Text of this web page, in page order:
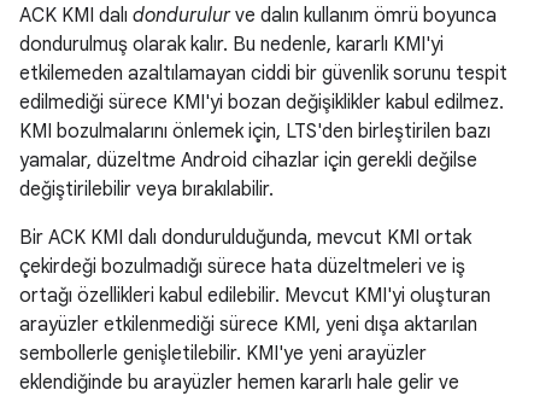
ACK KMI dalı dondurulurve dalın kullanım ömrü boyunca
dondurulmuş olarak kalır. Bu nedenle, kararlı KMI'yi
etkilemeden azaltılamayan ciddi bir güvenlik sorunu tespit
edilmediği sürece KMI'yi bozan değişiklikler kabul edilmez.
KMI bozulmalarını önlemek için, LTS'den birleştirilen bazı
yamalar, düzeltme Android cihazlar için gerekli değilse
değiştirilebilir veya bırakılabilir.
Bir ACK KMI dalı dondurulduğunda, mevcut KMI ortak
çekirdeği bozulmadığı sürece hata düzeltmeleri ve iş
ortağı özellikleri kabul edilebilir. Mevcut KMI'yi oluşturan
arayüzler etkilenmediği sürece KMI, yeni dışa aktarılan
sembollerle genişletilebilir. KMI'ye yeni arayüzler
eklendiğinde bu arayüzler hemen kararlı hale gelir ve